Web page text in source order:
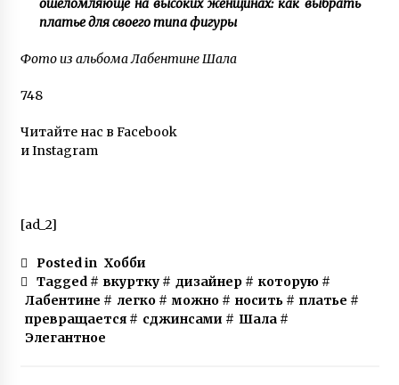
ошеломляюще на высоких женщинах: как выбрать
платье для своего типа фигуры
Фото из альбома Лабентине Шала
748
Читайте нас в Facebook
и Instagram
[ad_2]
Posted in Хобби
Tagged # вкуртку# дизайнер# которую#
Лабентине # легко# можно# носить# платье #
превращается# сджинсами # Шала#
Элегантное